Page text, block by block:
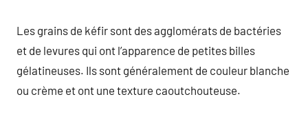
Les grains de kéfir sont des agglomérats de bactéries
et de levures qui ont l’apparence de petites billes
gélatineuses. Ils sont généralement de couleur blanche
ou crème et ont une texture caoutchouteuse.